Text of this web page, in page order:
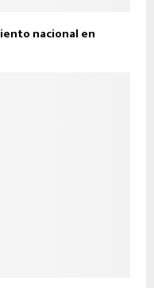
nacional en